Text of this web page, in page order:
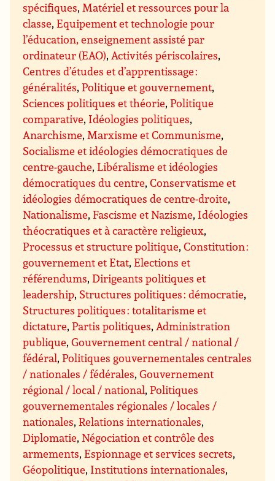
spécifiques,Matériel et ressources pour la
classe,Equipement et technologie pour
l’éducation, enseignement assisté par
ordinateur (EAO),Activités périscolaires,
Centres d’études et d’apprentissage :
généralités,Politique et gouvernement,
Sciences politiques et théorie,Politique
comparative, Idéologies politiques,
Anarchisme,Marxisme et Communisme,
Socialisme et idéologies démocratiques de
centre-gauche,Libéralisme et idéologies
démocratiques du centre,Conservatisme et
idéologies démocratiques de centre-droite,
Nationalisme,Fascisme et Nazisme, Idéologies
théocratiques et à caractère religieux,
Processus et structure politique,Constitution :
gouvernement et Etat,Elections et
référendums,Dirigeants politiques et
leadership, Structures politiques : démocratie,
Structures politiques : totalitarisme et
dictature,Partis politiques,Administration
publique,Gouvernement central / national /
fédéral,Politiques gouvernementales centrales
/ nationales / fédérales,Gouvernement
régional / local / national,Politiques
gouvernementales régionales / locales /
nationales,Relations internationales,
Diplomatie,Négociation et contrôle des
armements,Espionnage et services secrets,
Géopolitique, Institutions internationales,